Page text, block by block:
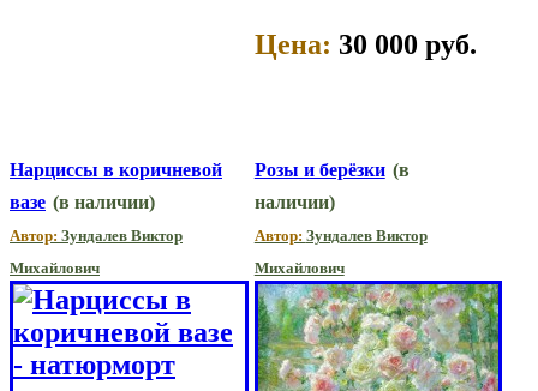
Цена: 30 000 руб.
Нарциссы в коричневой
вазе (в наличии)
Автор: Зундалев Виктор
Михайлович
Розы и берёзки (в
наличии)
Автор: Зундалев Виктор
Михайлович